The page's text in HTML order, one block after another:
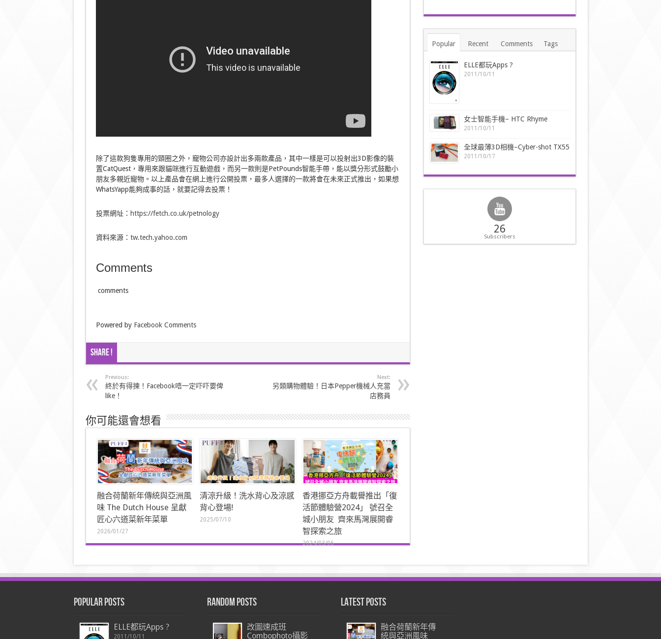
除了這款狗隻專用的頸圈之外，寵物公司亦設計出多兩款產品，其中一樣是可以投射出3D影像的裝
置CatQuest，專用來跟貓咪進行互動遊戲，而另一款則是PetPounds智能手帶，能以獎分形式鼓勵小
朋友多親近寵物。以上產品會在網上進行公開投票，最多人選擇的一款將會在未來正式推出，如果想
WhatsYapp能夠成事的話，就要記得去投票！
投票網址： https://fetch.co.uk/petnology
資料來源： tw.tech.yahoo.com
Comments
comments
Powered by Facebook Comments
Share !
Previous:
終於有得揀！Facebook唔一定吓吓要俾
like！
Next:
另類購物體驗！日本Pepper機械人充當
店務員
你可能還會想看
融合荷蘭新年傳統與亞洲風
味 The Dutch House 呈獻
匠心六道菜新年菜單
2026/01/27
清涼升級！洗水背心及涼感
背心登場!
2025/07/10
香港挪亞方舟載譽推出「復
活節體驗營2024」 號召全
城小朋友 齊來馬灣展開睿
智探索之旅
2024/03/06
Popular Recent Comments Tags
ELLE都玩Apps ?
2011/10/11
女士智能手機– HTC Rhyme
2011/10/11
全球最薄3D相機–Cyber-shot TX55
2011/10/17
26
Subscribers
Popular Posts
ELLE都玩Apps ?
2011/10/11
Random Posts
改圖速成班
Combophoto攝影
Latest Posts
融合荷蘭新年傳
統與亞洲風味